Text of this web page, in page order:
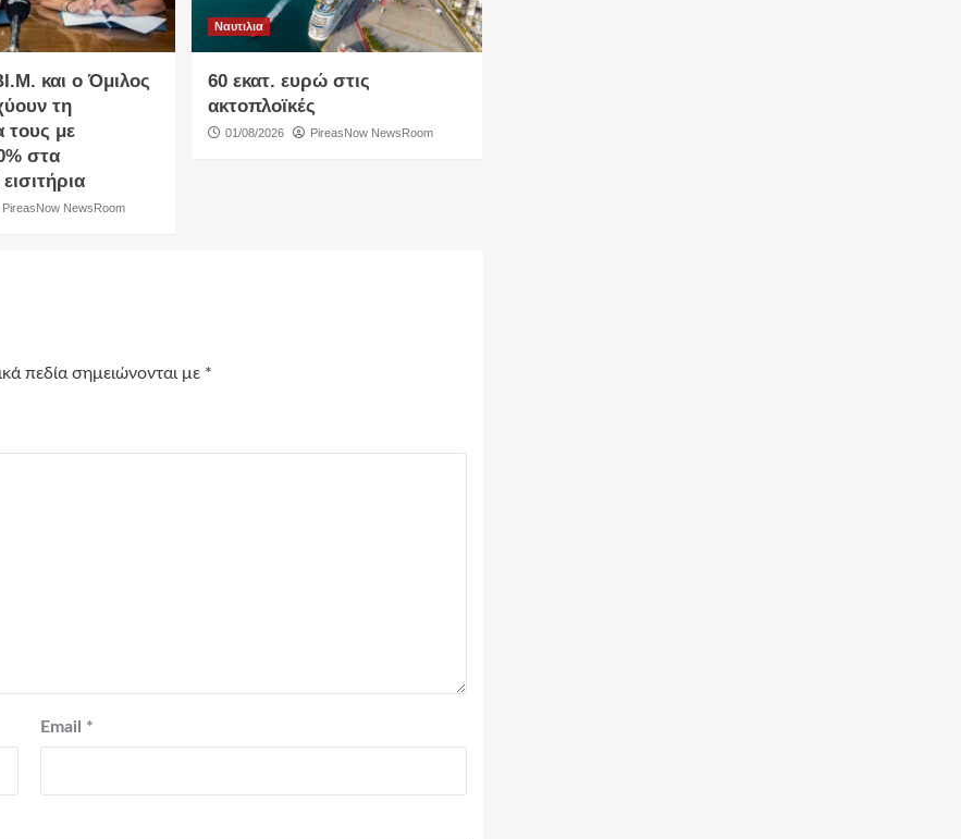
και o Όμιλος
τη
τους με
στα
PireasNow NewsRoom
Ναυτιλια
60 εκατ. ευρώ στις
ακτοπλοϊκές
01/08/2026 PireasNow NewsRoom
πεδία σημειώνονται με *
Email *